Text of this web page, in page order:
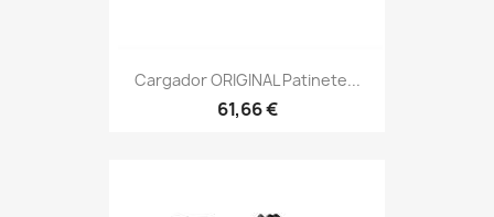
Cargador ORIGINAL Patinete...
61,66 €